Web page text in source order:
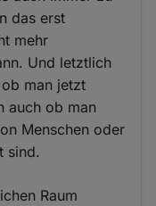
das erst
mehr
Und letztlich
man jetzt
auch ob man
Menschen oder
sind.
Raum